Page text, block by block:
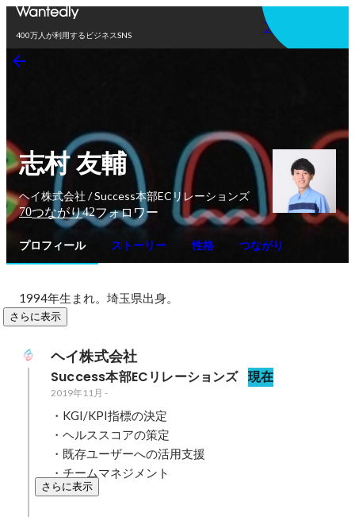
400万人が利用するビジネスSNS
アプリを使う
志村 友輔
ヘイ株式会社 / Success本部ECリレーションズ
70つながり42フォロワー
プロフィール ストーリー 性格 つながり
1994年生まれ。埼玉県出身。
さらに表示
ヘイ株式会社
Success本部ECリレーションズ 現在
2019年11月 -
・KGI/KPI指標の決定
・ヘルススコアの策定
・既存ユーザーへの活用支援
・チームマネジメント
さらに表示